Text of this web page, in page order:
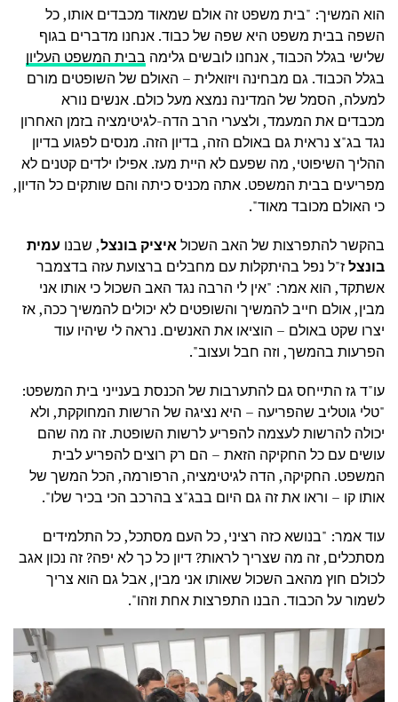
הוא המשיך: "בית משפט זה אולם שמאוד מכבדים אותו, כל
השפה בבית משפט היא שפה של כבוד. אנחנו מדברים בגוף
שלישי בגלל הכבוד, אנחנו לובשים גלימה בבית המשפט העליון
בגלל הכבוד. גם מבחינה ויזואלית – האולם של השופטים מורם
למעלה, הסמל של המדינה נמצא מעל כולם. אנשים נורא
מכבדים את המעמד, ולצערי הרב הדה-לגיטימציה בזמן האחרון
נגד בג"צ נראית גם באולם הזה, בדיון הזה. מנסים לפגוע בדיון
ההליך השיפוטי, מה שפעם לא היית מעז. אפילו ילדים קטנים לא
מפריעים בבית המשפט. אתה מכניס כיתה והם שותקים כל הדיון,
כי האולם מכובד מאוד".
בהקשר להתפרצות של האב השכולאיציק בונצל, שבנו עמית
בונצלז"ל נפל בהיתקלות עם מחבלים ברצועת עזה בדצמבר
אשתקד, הוא אמר: "אין לי הרבה נגד האב השכול כי אותו אני
מבין, אולם חייב להמשיך והשופטים לא יכולים להמשיך ככה, אז
יצרו שקט באולם – הוציאו את האנשים. נראה לי שיהיו עוד
הפרעות בהמשך, וזה חבל ועצוב".
עו"ד גז התייחס גם להתערבות של הכנסת בענייני בית המשפט:
"טלי גוטליב שהפריעה – היא נציגה של הרשות המחוקקת, ולא
יכולה להרשות לעצמה להפריע לרשות השופטת. זה מה שהם
עושים עם כל החקיקה הזאת – הם רק רוצים להפריע לבית
המשפט. החקיקה, הדה לגיטימציה, הרפורמה, הכל המשך של
אותו קו – וראו את זה גם היום בבג"צ בהרכב הכי בכיר שלו".
עוד אמר: "בנושא כזה רציני, כל העם מסתכל, כל התלמידים
מסתכלים, זה מה שצריך לראות? דיון כל כך לא יפה? זה נכון אגב
לכולם חוץ מהאב השכול שאותו אני מבין, אבל גם הוא צריך
לשמור על הכבוד. הבנו התפרצות אחת וזהו".